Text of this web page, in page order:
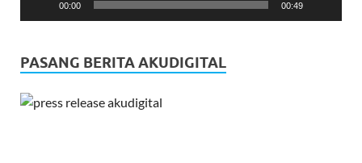
00:00 00:49
PASANG BERITA AKUDIGITAL